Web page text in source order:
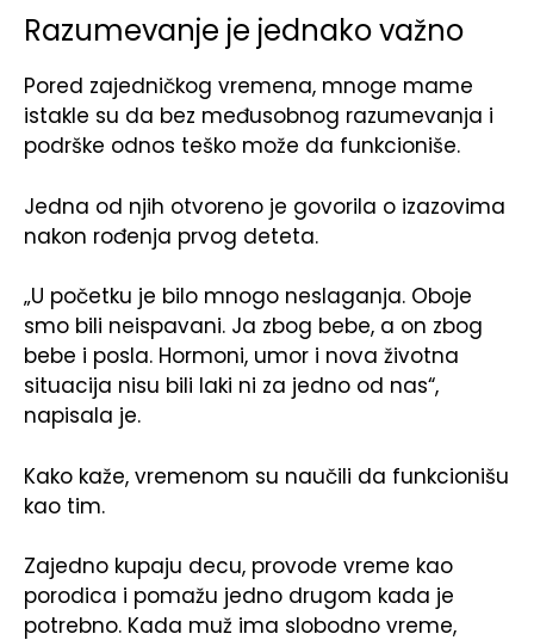
Razumevanje je jednako važno
Pored zajedničkog vremena, mnoge mame
istakle su da bez međusobnog razumevanja i
podrške odnos teško može da funkcioniše.
Jedna od njih otvoreno je govorila o izazovima
nakon rođenja prvog deteta.
„U početku je bilo mnogo neslaganja. Oboje
smo bili neispavani. Ja zbog bebe, a on zbog
bebe i posla. Hormoni, umor i nova životna
situacija nisu bili laki ni za jedno od nas“,
napisala je.
Kako kaže, vremenom su naučili da funkcionišu
kao tim.
Zajedno kupaju decu, provode vreme kao
porodica i pomažu jedno drugom kada je
potrebno. Kada muž ima slobodno vreme,